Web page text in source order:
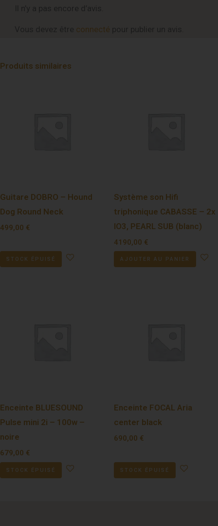
connecté
Produits similaires
Guitare DOBRO – Hound
Dog Round Neck
499,00 €
STOCK ÉPUISÉ
Système son Hifi
triphonique CABASSE – 2x
IO3, PEARL SUB (blanc)
4190,00 €
AJOUTER AU PANIER
Enceinte BLUESOUND
Pulse mini 2i – 100w –
noire
679,00 €
STOCK ÉPUISÉ
Enceinte FOCAL Aria
center black
690,00 €
STOCK ÉPUISÉ